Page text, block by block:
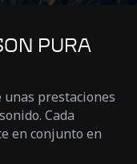
PURA
unas prestaciones
Cada
en conjunto en